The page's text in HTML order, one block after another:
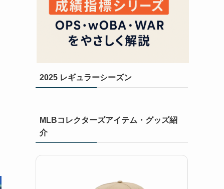
2025 レギュラーシーズン
MLBコレクターズアイテム・グッズ紹
介